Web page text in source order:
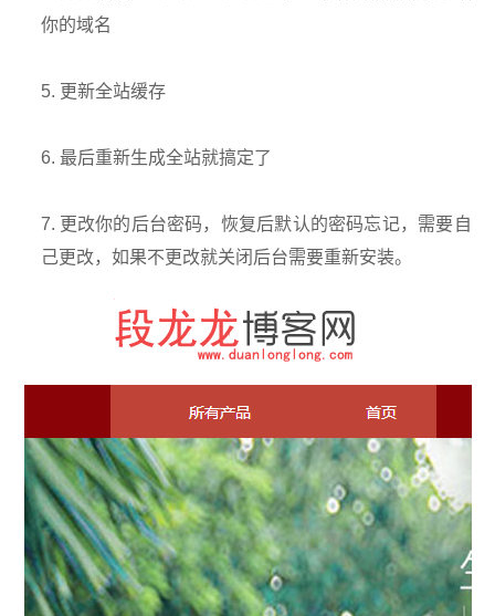
你的域名
5. 更新全站缓存
6. 最后重新生成全站就搞定了
7. 更改你的后台密码，恢复后默认的密码忘记，需要自
己更改，如果不更改就关闭后台需要重新安装。